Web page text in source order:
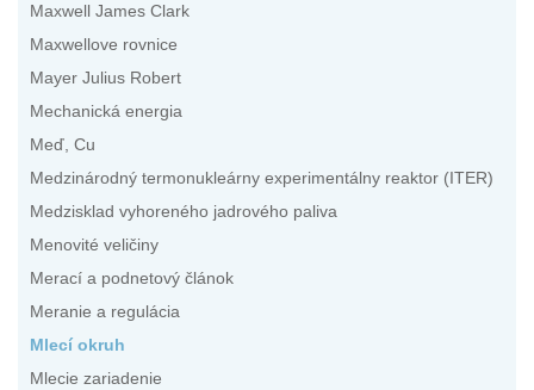
Maxwell James Clark
Maxwellove rovnice
Mayer Julius Robert
Mechanická energia
Meď, Cu
Medzinárodný termonukleárny experimentálny reaktor (ITER)
Medzisklad vyhoreného jadrového paliva
Menovité veličiny
Merací a podnetový článok
Meranie a regulácia
Mlecí okruh
Mlecie zariadenie